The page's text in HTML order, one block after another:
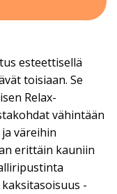
esteettisellä
toisiaan. Se
Relax-
vähintään
väreihin
erittäin kauniin
-